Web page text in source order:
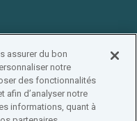
assurer du bon
notre
des fonctionnalités
afin d’analyser notre
informations, quant à